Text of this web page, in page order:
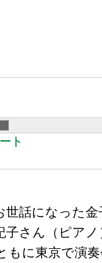
ト
世話になった
子さん（ピア
もに東京で演